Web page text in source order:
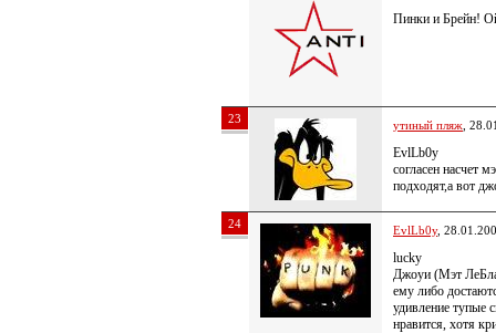
Пинки и Брейн!
23 утиный пляж ,
EvlLb0y
согласен насчет
подходят,а вот
24 EvlLb0y,
lucky
Джоуи (Мэт
ему либо
удивление тупые
нравится, хотя